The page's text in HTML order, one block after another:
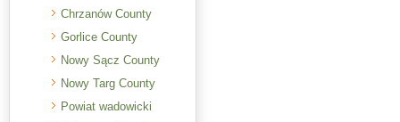
Chrzanów County
Gorlice County
Nowy Sącz County
Nowy Targ County
Powiat wadowicki